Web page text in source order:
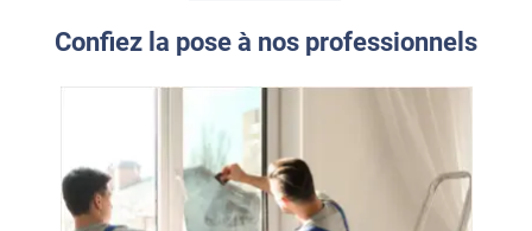
Confiez la pose à nos professionnels